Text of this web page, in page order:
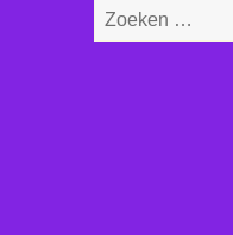
Zoeken
naar: